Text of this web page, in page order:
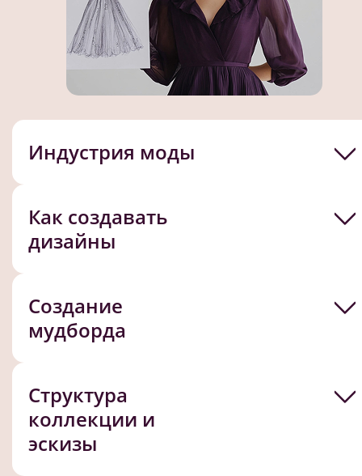
Индустрия моды
Как создавать
дизайны
Создание
мудборда
Структура
коллекции и
эскизы